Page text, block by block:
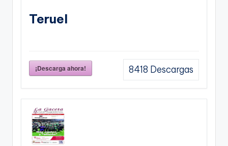
Teruel
¡Descarga ahora! 8418 Descargas